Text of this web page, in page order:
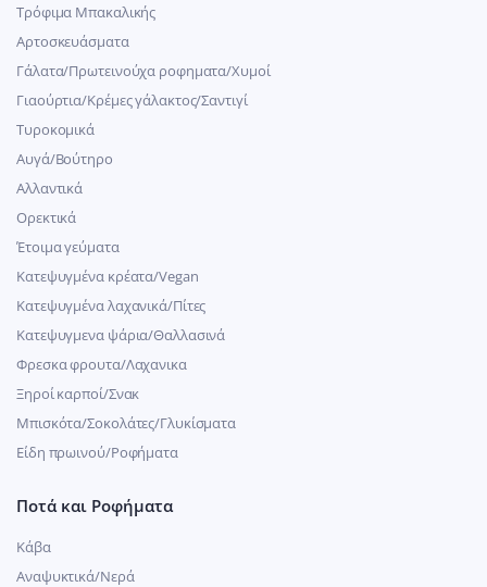
Τρόφιμα Μπακαλικής
Αρτοσκευάσματα
Γάλατα/Πρωτεινούχα ροφηματα/Χυμοί
Γιαούρτια/Κρέμες γάλακτος/Σαντιγί
Τυροκομικά
Αυγά/Βούτηρο
Αλλαντικά
Ορεκτικά
Έτοιμα γεύματα
Κατεψυγμένα κρέατα/Vegan
Kατεψυγμένα λαχανικά/Πίτες
Κατεψυγμενα ψάρια/Θαλλασινά
Φρεσκα φρουτα/Λαχανικα
Ξηροί καρποί/Σνακ
Μπισκότα/Σοκολάτες/Γλυκίσματα
Είδη πρωινού/Ροφήματα
Ποτά και Ροφήματα
Κάβα
Αναψυκτικά/Νερά